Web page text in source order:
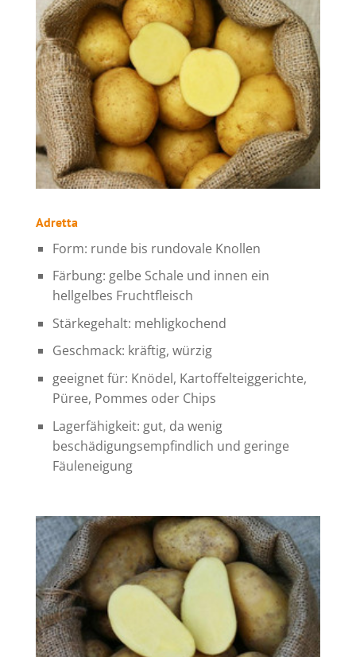
Adretta
Form: runde bis rundovale Knollen
Färbung: gelbe Schale und innen ein
hellgelbes Fruchtfleisch
Stärkegehalt: mehligkochend
Geschmack: kräftig, würzig
geeignet für: Knödel, Kartoffelteiggerichte,
Püree, Pommes oder Chips
Lagerfähigkeit: gut, da wenig
beschädigungsempfindlich und geringe
Fäuleneigung